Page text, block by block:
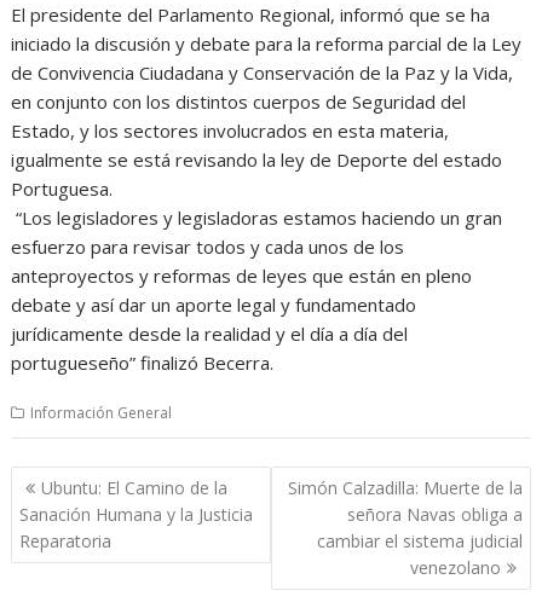
El presidente del Parlamento Regional, informó que se ha
iniciado la discusión y debate para la reforma parcial de la Ley
de Convivencia Ciudadana y Conservación de la Paz y la Vida,
en conjunto con los distintos cuerpos de Seguridad del
Estado, y los sectores involucrados en esta materia,
igualmente se está revisando la ley de Deporte del estado
Portuguesa.
“Los legisladores y legisladoras estamos haciendo un gran
esfuerzo para revisar todos y cada unos de los
anteproyectos y reformas de leyes que están en pleno
debate y así dar un aporte legal y fundamentado
jurídicamente desde la realidad y el día a día del
portugueseño” finalizó Becerra.
Información General
Navegación
de
entradas
Ubuntu: El Camino de la
Sanación Humana y la Justicia
Reparatoria
Simón Calzadilla: Muerte de la
señora Navas obliga a
cambiar el sistema judicial
venezolano